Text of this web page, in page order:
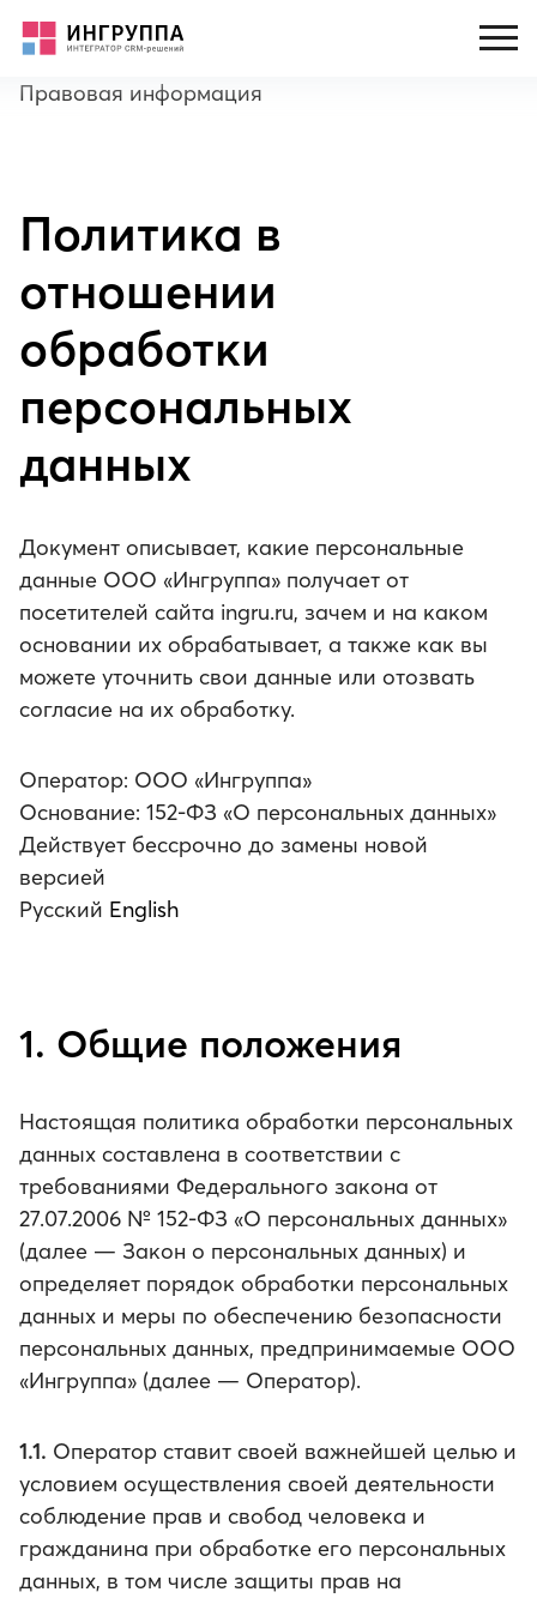
Правовая информация
Политика в
отношении
обработки
персональных
данных
Документ описывает, какие персональные
данные ООО «Ингруппа» получает от
посетителей сайта ingru.ru, зачем и на каком
основании их обрабатывает, а также как вы
можете уточнить свои данные или отозвать
согласие на их обработку.
Оператор: ООО «Ингруппа»
Основание: 152-ФЗ «О персональных данных»
Действует бессрочно до замены новой
версией
Русский English
1. Общие положения
Настоящая политика обработки персональных
данных составлена в соответствии с
требованиями Федерального закона от
27.07.2006 № 152-ФЗ «О персональных данных»
(далее — Закон о персональных данных) и
определяет порядок обработки персональных
данных и меры по обеспечению безопасности
персональных данных, предпринимаемые ООО
«Ингруппа» (далее — Оператор).
1.1. Оператор ставит своей важнейшей целью и
условием осуществления своей деятельности
соблюдение прав и свобод человека и
гражданина при обработке его персональных
данных, в том числе защиты прав на